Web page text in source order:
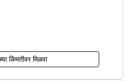
किंमतीवर मिळवा